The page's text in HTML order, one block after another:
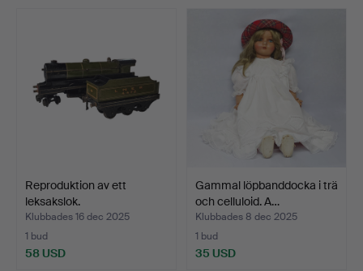
Reproduktion av ett
leksakslok.
Klubbades 16 dec 2025
1 bud
58 USD
Gammal löpbanddocka i trä
och celluloid. A…
Klubbades 8 dec 2025
1 bud
35 USD